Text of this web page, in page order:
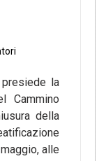
la
Cammino
della
alle